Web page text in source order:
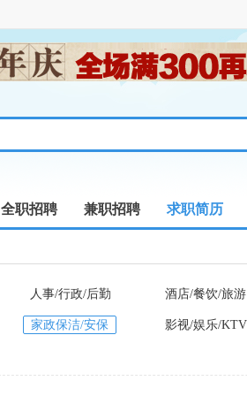
全职招聘 兼职招聘 求职简历
人事/行政/后勤 酒店/餐饮/旅游
家政保洁/安保 影视/娱乐/KTV